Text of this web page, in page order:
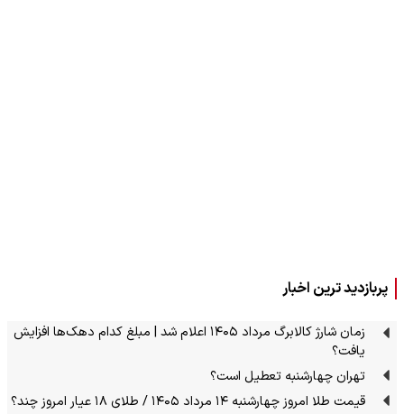
پربازدید ترین اخبار
زمان شارژ کالابرگ مرداد ۱۴۰۵ اعلام شد | مبلغ کدام دهک‌ها افزایش
یافت؟
تهران چهارشنبه تعطیل است؟
قیمت طلا امروز چهارشنبه ۱۴ مرداد ۱۴۰۵ / طلای ۱۸ عیار امروز چند؟